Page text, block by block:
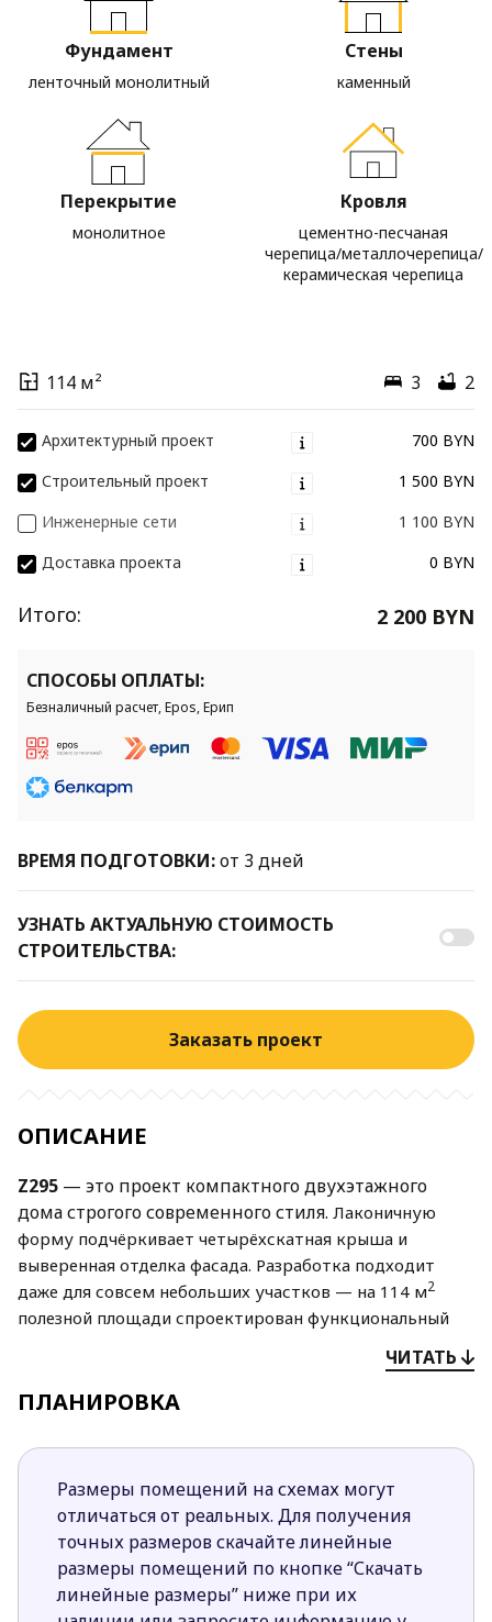
Фундамент
ленточный монолитный
Стены
каменный
Перекрытие
монолитное
Кровля
цементно-песчаная
черепица/металлочерепица/
керамическая черепица
114 м² 3 2
Архитектурный проект
700 BYN
Строительный проект
1 500 BYN
Инженерные сети
1 100 BYN
Доставка проекта
0 BYN
Итого: 2 200 BYN
СПОСОБЫ ОПЛАТЫ:
Безналичный расчет, Epos, Ерип
ВРЕМЯ ПОДГОТОВКИ:от 3 дней
УЗНАТЬ АКТУАЛЬНУЮ СТОИМОСТЬ
СТРОИТЕЛЬСТВА:
Заказать проект
ОПИСАНИЕ
Z295 — это проект компактного двухэтажного
дома строгого современного стиля. Лаконичную
форму подчёркивает четырёхскатная крыша и
выверенная отделка фасада. Разработка подходит
даже для совсем небольших участков — на 114 м2
полезной площади спроектирован функциональный
Первый уровень отведён под дневную зону с
закрытой кухней, причём стенные перегородки
можно переносить в соответствии с личными
предпочтениями. Например, убрать кладовую, что
позволит увеличить кухню. Также на первом этаже
имеется просторная ванная. На втором уровне
устроены три спальни, в одной из комнат
ЧИТАТЬ
ПЛАНИРОВКА
Размеры помещений на схемах могут
отличаться от реальных. Для получения
точных размеров скачайте линейные
размеры помещений по кнопке “Скачать
линейные размеры” ниже при их